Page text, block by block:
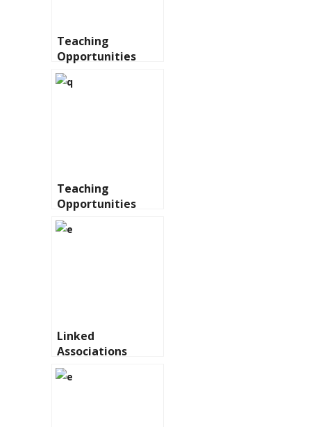
Teaching
Opportunities
Teaching
Opportunities
Linked
Associations